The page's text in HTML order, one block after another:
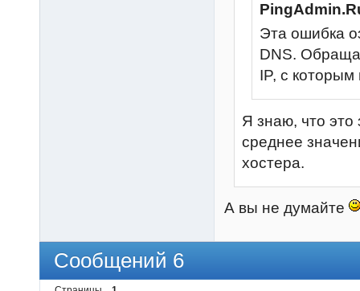
Эта ошибка
DNS.
IP, с
Я знаю, что это
среднее
хостера.
А вы не думайте
Сообщений 6